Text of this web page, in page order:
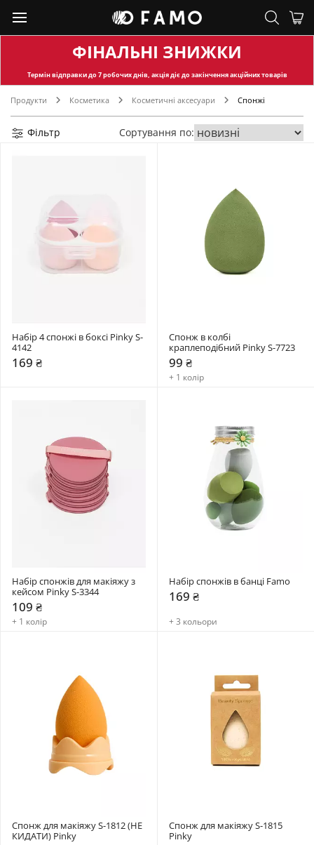
ФІНАЛЬНІ ЗНИЖКИ
Термін відправкидо 7 робочих днів, акція діє до закінчення акційних товарів
Продукти Косметика Косметичні аксесуари Спонжі
Фільтр Сортування по:
Набір 4 спонжі в боксі Pinky S-
4142
169 ₴
Спонж в колбі
краплеподібний Pinky S-7723
99 ₴
+ 1 колір
Набір спонжів для макіяжу з
кейсом Pinky S-3344
109 ₴
+ 1 колір
Набір спонжів в банці Famo
169 ₴
+ 3 кольори
Спонж для макіяжу S-1812 (НЕ
КИДАТИ) Pinky
Спонж для макіяжу S-1815
Pinky